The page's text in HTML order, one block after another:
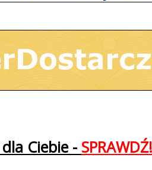
Ciebie - SPRAWDŹ!